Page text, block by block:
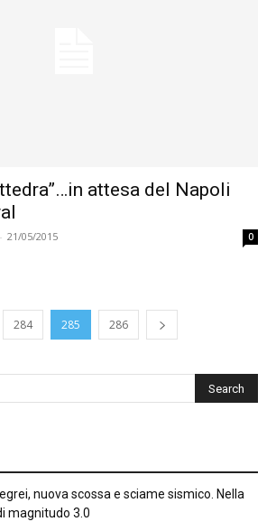
attesa del Napoli
- 21/05/2015 0
284 285 286
nuova scossa e sciame sismico. Nella
magnitudo 3.0